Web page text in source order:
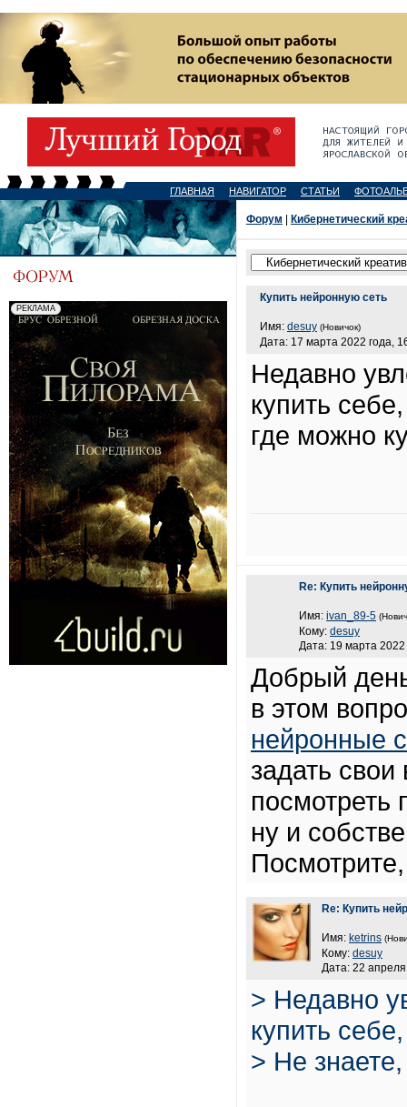
ГЛАВНАЯ НАВИГАТОР СТАТЬИ
Форум Кибернетический
Купить нейронную сеть
Имя: desuy (Новичок)
Дата: 17 марта 2022 года,
Недавно
купить
где можно
Re: Купить
Имя: ivan_89-5
Кому: desuy
Дата: 19 марта 2022
Добрый
в этом
нейронные
задать
посмотреть
ну и
Re: Купить
Имя: ketrins
Кому: desuy
Дата: 22
> Недавно
купить
> Не